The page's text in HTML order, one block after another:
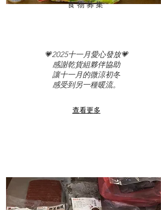
食物募集
💗2025十一月愛心發放💗
感謝乾貨組夥伴協助
讓十一月的微涼初冬
感受到另一種暖流。
查看更多